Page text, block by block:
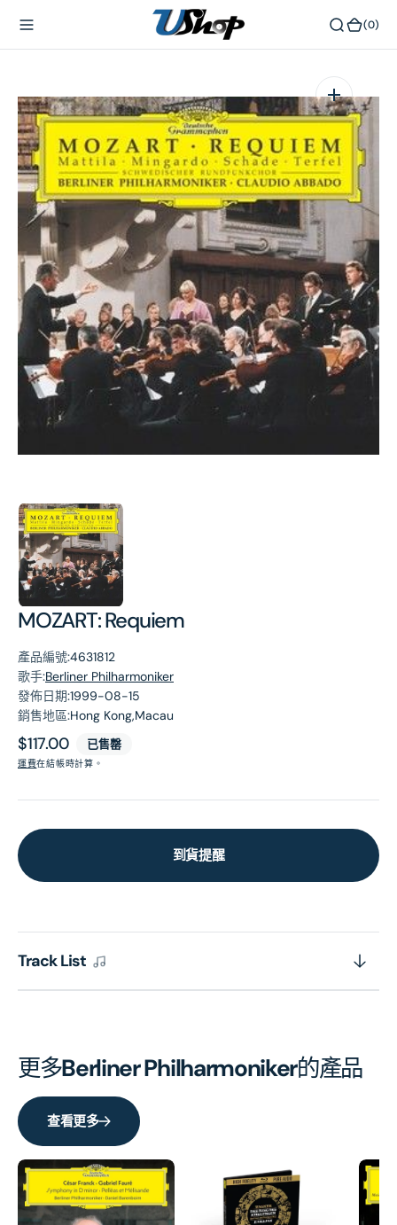
(0)
MOZART: Requiem
產品編號:4631812
歌手:Berliner Philharmoniker
發佈日期:1999-08-15
銷售地區:Hong Kong,Macau
原
價
$117.00 已售罄
運費在結帳時計算。
到貨提醒
Track List
相
簿
中
開
張
更多Berliner Philharmoniker的產品
查看更多